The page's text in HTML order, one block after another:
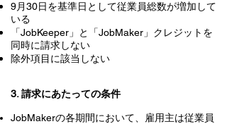
9月30日を基準日として従業員総数が増加して
いる
「JobKeeper」と「JobMaker」クレジットを
同時に請求しない
除外項目に該当しない
3. 請求にあたっての条件
JobMakerの各期間において、雇用主は従業員